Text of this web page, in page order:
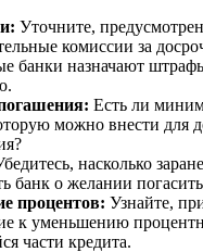
Уточните,
комиссии за
банки назначают
Есть ли
можно внести для
насколько
банк о желании
процентов: Узнайте,
к уменьшению
части кредита.